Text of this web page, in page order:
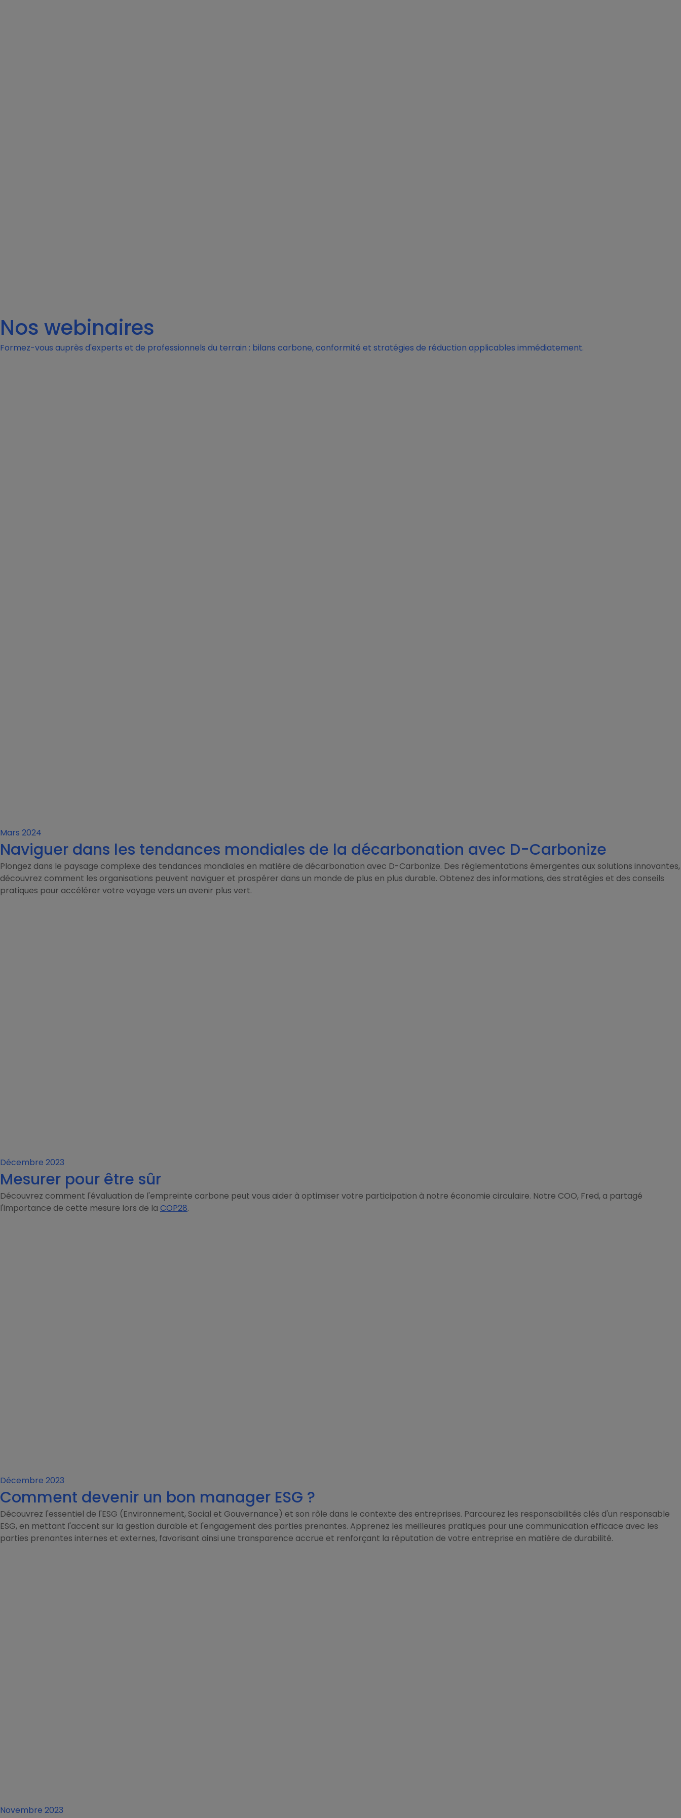
Nos webinaires
Formez-vous auprès d'experts et de professionnels du terrain : bilans carbone, conformité et stratégies de réduction applicables immédiatement.
Mars 2024
Naviguer dans les tendances mondiales de la décarbonation avec D-Carbonize
Plongez dans le paysage complexe des tendances mondiales en matière de décarbonation avec D-Carbonize. Des réglementations émergentes aux solutions innovantes,
découvrez comment les organisations peuvent naviguer et prospérer dans un monde de plus en plus durable. Obtenez des informations, des stratégies et des conseils
pratiques pour accélérer votre voyage vers un avenir plus vert.
Décembre 2023
Mesurer pour être sûr
Découvrez comment l'évaluation de l'empreinte carbone peut vous aider à optimiser votre participation à notre économie circulaire. Notre COO, Fred, a partagé
l'importance de cette mesure lors de la COP28.
Décembre 2023
Comment devenir un bon manager ESG ?
Découvrez l'essentiel de l'ESG (Environnement, Social et Gouvernance) et son rôle dans le contexte des entreprises. Parcourez les responsabilités clés d'un responsable
ESG, en mettant l'accent sur la gestion durable et l'engagement des parties prenantes. Apprenez les meilleures pratiques pour une communication efficace avec les
parties prenantes internes et externes, favorisant ainsi une transparence accrue et renforçant la réputation de votre entreprise en matière de durabilité.
Novembre 2023